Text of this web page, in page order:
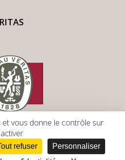
et vous donne le contrôle sur
refuser
Personnaliser